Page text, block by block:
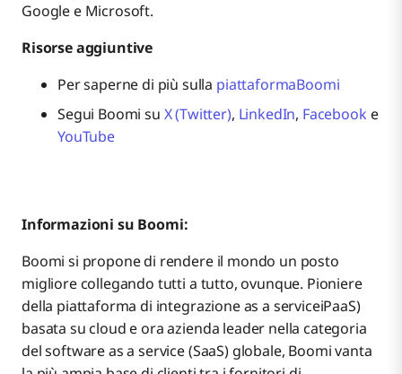
Google e Microsoft.
Risorse aggiuntive
Per saperne di più sulla piattaformaBoomi
Segui Boomi su X (Twitter), LinkedIn, Facebook e
YouTube
Informazioni su Boomi:
Boomi si propone di rendere il mondo un posto
migliore collegando tutti a tutto, ovunque. Pioniere
della piattaforma di integrazione as a serviceiPaaS)
basata su cloud e ora azienda leader nella categoria
del software as a service (SaaS) globale, Boomi vanta